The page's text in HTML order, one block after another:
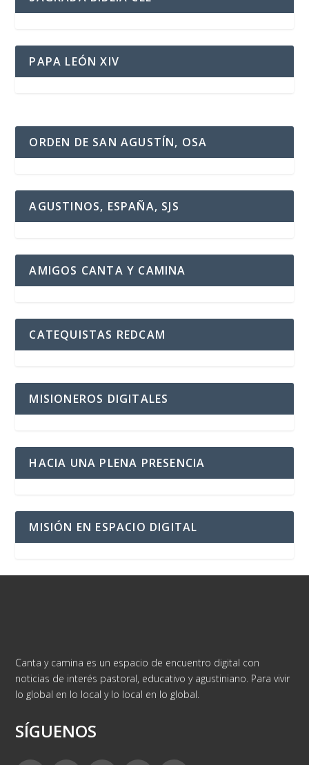
PAPA LEÓN XIV
ORDEN DE SAN AGUSTÍN, OSA
AGUSTINOS, ESPAÑA, SJS
AMIGOS CANTA Y CAMINA
CATEQUISTAS REDCAM
MISIONEROS DIGITALES
HACIA UNA PLENA PRESENCIA
MISIÓN EN ESPACIO DIGITAL
Canta y camina es un espacio de encuentro digital con
noticias de interés pastoral, educativo y agustiniano. Para vivir
lo global en lo local y lo local en lo global.
SÍGUENOS